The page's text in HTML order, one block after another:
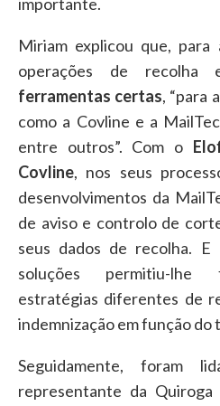
Miriam explicou que, para
operações de recolha
ferramentas certas, “para
como a Covline e a
entre outros”. Com o
Covline, nos seus
desenvolvimentos da
de aviso e controlo de
seus dados de recolha. E
soluções permitiu-lhe
estratégias diferentes de
indemnização em função do
Seguidamente, foram
representante da